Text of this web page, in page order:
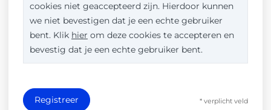
cookies niet geaccepteerd zijn. Hierdoor kunnen
we niet bevestigen dat je een echte gebruiker
bent. Klik hier om deze cookies te accepteren en
bevestig dat je een echte gebruiker bent.
* verplicht veld
Registreer